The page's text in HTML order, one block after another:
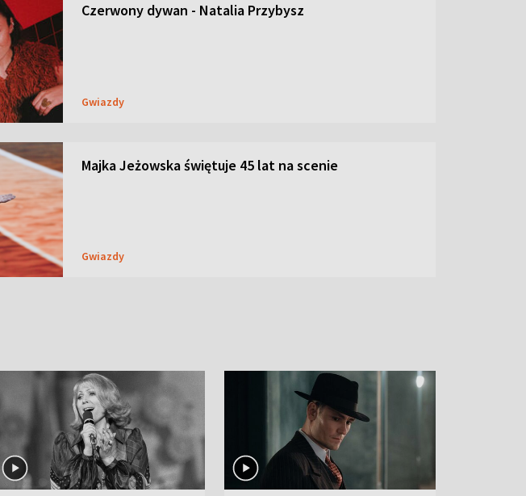
Czerwony dywan - Natalia Przybysz
Gwiazdy
Majka Jeżowska świętuje 45 lat na scenie
Gwiazdy